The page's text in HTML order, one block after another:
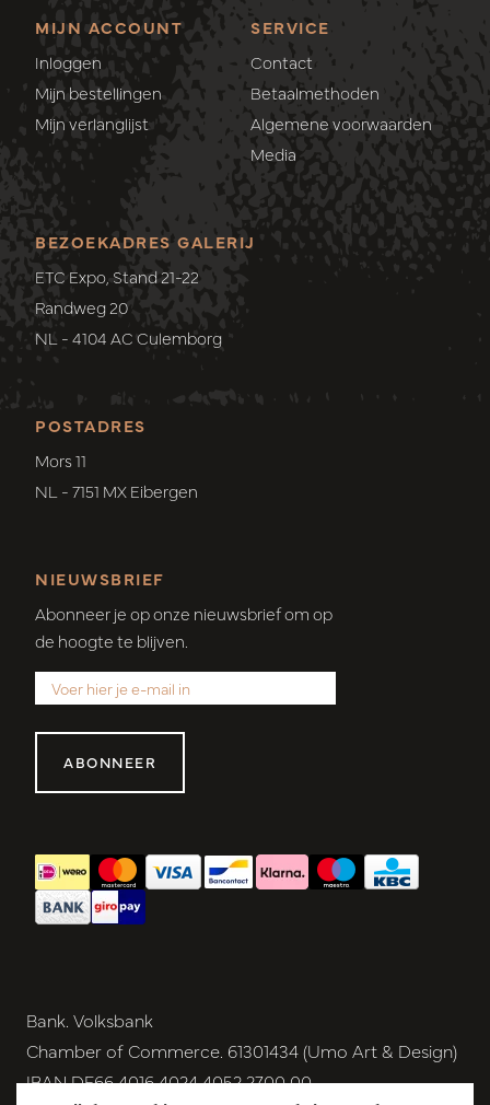
MIJN ACCOUNT
Inloggen
Mijn bestellingen
Mijn verlanglijst
SERVICE
Contact
Betaalmethoden
Algemene voorwaarden
Media
POSTADRES
Mors 11
NL - 7151 MX Eibergen
BEZOEKADRES GALERIJ
ETC Expo, Stand 21-22
Randweg 20
NL - 4104 AC Culemborg
NIEUWSBRIEF
Abonneer je op onze nieuwsbrief om op
de hoogte te blijven.
ABONNEER
Bank. Volksbank
Chamber of Commerce. 61301434 (Umo Art & Design)
IBAN DE66 4016 4024 4052 2700 00